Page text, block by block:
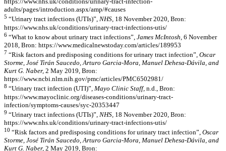
adults/pages/introduction.aspx/amp/#causes
5 “Urinary tract infections (UTIs)”, NHS, 18 November 2020, Bron:
https://www.nhs.uk/conditions/urinary-tract-infections-utis/
6 “What to know about urinary tract infections”, James McIntosh, 6 November
2018, Bron: https://www.medicalnewstoday.com/articles/189953
7 “Risk factors and predisposing conditions for urinary tract infection”, Oscar
Storme, José Tirán Saucedo, Arturo Garcia-Mora, Manuel Dehesa-Dávila, and
Kurt G. Naber, 2 May 2019, Bron:
https://www.ncbi.nlm.nih.gov/pmc/articles/PMC6502981/
8 “Urinary tract infection (UTI)”, Mayo Clinic Staff, n.d., Bron:
https://www.mayoclinic.org/diseases-conditions/urinary-tract-
infection/symptoms-causes/syc-20353447
9 “Urinary tract infections (UTIs)”, NHS, 18 November 2020, Bron:
https://www.nhs.uk/conditions/urinary-tract-infections-utis/
10 “Risk factors and predisposing conditions for urinary tract infection”, Oscar
Storme, José Tirán Saucedo, Arturo Garcia-Mora, Manuel Dehesa-Dávila, and
Kurt G. Naber, 2 May 2019, Bron: